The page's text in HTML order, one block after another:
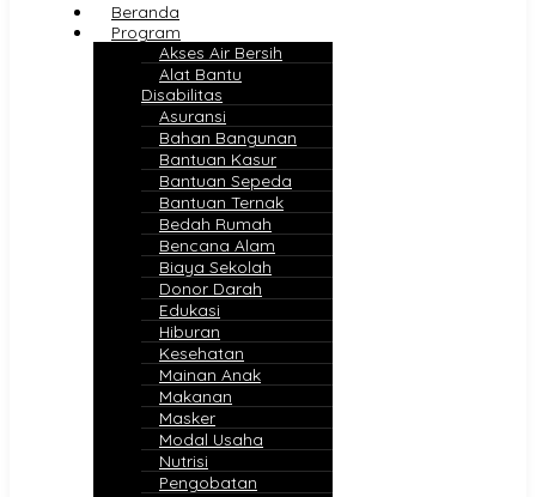
Beranda
Program
Akses Air Bersih
Alat Bantu
Disabilitas
Asuransi
Bahan Bangunan
Bantuan Kasur
Bantuan Sepeda
Bantuan Ternak
Bedah Rumah
Bencana Alam
Biaya Sekolah
Donor Darah
Edukasi
Hiburan
Kesehatan
Mainan Anak
Makanan
Masker
Modal Usaha
Nutrisi
Pengobatan